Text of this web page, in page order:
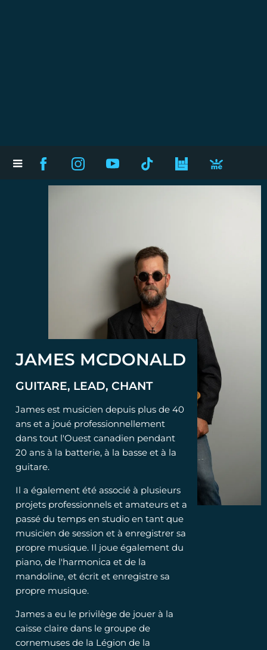
JAMES MCDONALD
GUITARE, LEAD, CHANT
James est musicien depuis plus de 40
ans et a joué professionnellement
dans tout l'Ouest canadien pendant
20 ans à la batterie, à la basse et à la
guitare.
Il a également été associé à plusieurs
projets professionnels et amateurs et a
passé du temps en studio en tant que
musicien de session et à enregistrer sa
propre musique. Il joue également du
piano, de l'harmonica et de la
mandoline, et écrit et enregistre sa
propre musique.
James a eu le privilège de jouer à la
caisse claire dans le groupe de
cornemuses de la Légion de la